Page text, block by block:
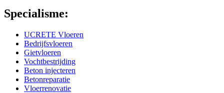
Specialisme:
UCRETE Vloeren
Bedrijfsvloeren
Gietvloeren
Vochtbestrijding
Beton injecteren
Betonreparatie
Vloerrenovatie